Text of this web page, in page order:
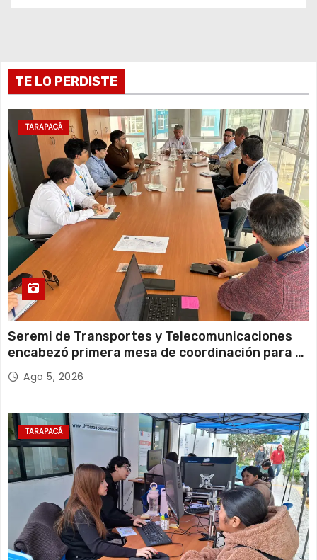
a
d
TE LO PERDISTE
TARAPACÁ
Seremi de Transportes y Telecomunicaciones
encabezó primera mesa de coordinación para el
retiro de cables en desuso en Iquique
Ago 5, 2026
TARAPACÁ